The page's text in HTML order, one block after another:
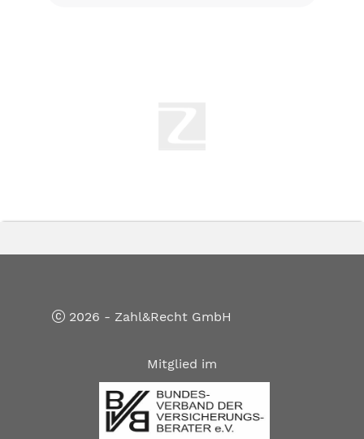
2026 - Zahl&Recht GmbH
Mitglied im